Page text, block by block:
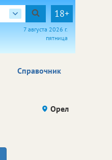
18+
7 августа 2026 г.
пятница
Справочник
Орел